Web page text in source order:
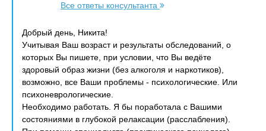
Все ответы консультанта
Добрый день, Никита!
Учитывая Ваш возраст и результаты обследований, о
которых Вы пишете, при условии, что Вы ведёте
здоровый образ жизни (без алкоголя и наркотиков),
возможно, все Ваши проблемы - психологические. Или
психоневрологические.
Необходимо работать. Я бы поработала с Вашими
состояниями в глубокой релаксации (расслабления).